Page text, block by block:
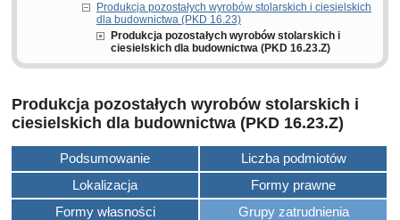
Produkcja pozostałych wyrobów stolarskich i ciesielskich
dla budownictwa (PKD 16.23)
Produkcja pozostałych wyrobów stolarskich i
ciesielskich dla budownictwa (PKD 16.23.Z)
Produkcja pozostałych wyrobów stolarskich i
ciesielskich dla budownictwa (PKD 16.23.Z)
Podsumowanie
Liczba podmiotów
Lokalizacja
Formy prawne
Formy własności
Grupy zatrudnienia